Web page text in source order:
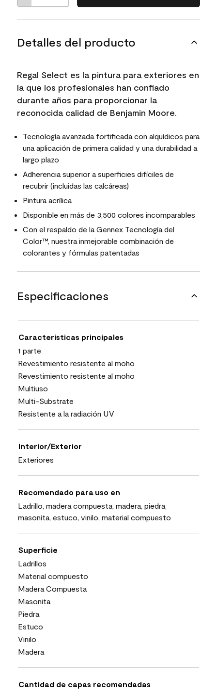
Detalles del producto
Regal Select es la pintura para exteriores en
la que los profesionales han confiado
durante años para proporcionar la
reconocida calidad de Benjamin Moore.
Tecnología avanzada fortificada con alquídicos para
una aplicación de primera calidad y una durabilidad a
largo plazo
Adherencia superior a superficies difíciles de
recubrir (incluidas las calcáreas)
Pintura acrílica
Disponible en más de 3,500 colores incomparables
Con el respaldo de la Gennex Tecnología del
Color™, nuestra inmejorable combinación de
colorantes y fórmulas patentadas
Especificaciones
Características principales
1 parte
Revestimiento resistente al moho
Revestimiento resistente al moho
Multiuso
Multi-Substrate
Resistente a la radiación UV
Interior/Exterior
Exteriores
Recomendado para uso en
Ladrillo, madera compuesta, madera, piedra,
masonita, estuco, vinilo, material compuesto
Superficie
Ladrillos
Material compuesto
Madera Compuesta
Masonita
Piedra
Estuco
Vinilo
Madera
Cantidad de capas recomendadas